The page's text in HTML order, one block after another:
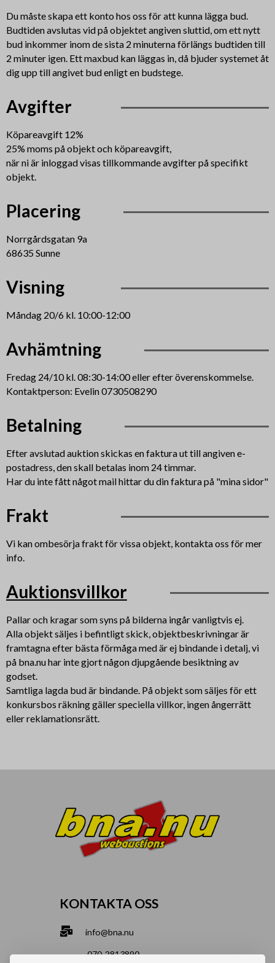
Du måste skapa ett konto hos oss för att kunna lägga bud.
Budtiden avslutas vid på objektet angiven sluttid, om ett nytt
bud inkommer inom de sista 2 minuterna förlängs budtiden till
2 minuter igen. Ett maxbud kan läggas in, då bjuder systemet åt
dig upp till angivet bud enligt en budstege.
Avgifter
Köpareavgift 12%
25% moms på objekt och köpareavgift,
när ni är inloggad visas tillkommande avgifter på specifikt
objekt.
Placering
Norrgårdsgatan 9a
68635 Sunne
Visning
Måndag 20/6 kl. 10:00-12:00
Avhämtning
Fredag 24/10 kl. 08:30-14:00 eller efter överenskommelse.
Kontaktperson: Evelin 0730508290
Betalning
Efter avslutad auktion skickas en faktura ut till angiven e-
postadress, den skall betalas inom 24 timmar.
Har du inte fått något mail hittar du din faktura på "mina sidor"
Frakt
Vi kan ombesörja frakt för vissa objekt, kontakta oss för mer
info.
Auktionsvillkor
Pallar och kragar som syns på bilderna ingår vanligtvis ej.
Alla objekt säljes i befintligt skick, objektbeskrivningar är
framtagna efter bästa förmåga med är ej bindande i detalj, vi
på bna.nu har inte gjort någon djupgående besiktning av
godset.
Samtliga lagda bud är bindande. På objekt som säljes för ett
konkursbos räkning gäller speciella villkor, ingen ångerrätt
eller reklamationsrätt.
KONTAKTA OSS
info@bna.nu
070-2813890